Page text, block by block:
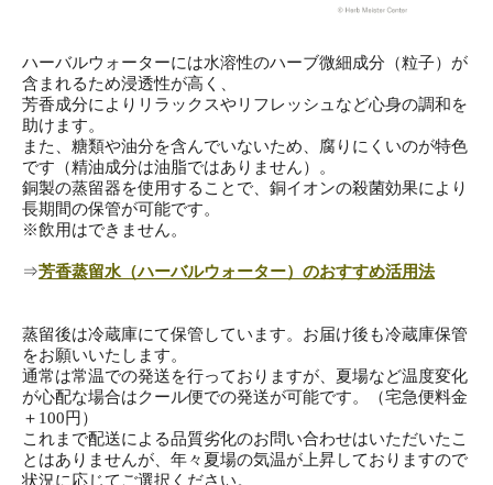
ハーバルウォーターには水溶性のハーブ微細成分（粒子）が
含まれるため浸透性が高く、
芳香成分によりリラックスやリフレッシュなど心身の調和を
助けます。
また、糖類や油分を含んでいないため、腐りにくいのが特色
です（精油成分は油脂ではありません）。
銅製の蒸留器を使用することで、銅イオンの殺菌効果により
長期間の保管が可能です。
※飲用はできません。
⇒芳香蒸留水（ハーバルウォーター）のおすすめ活用法
蒸留後は冷蔵庫にて保管しています。お届け後も冷蔵庫保管
をお願いいたします。
通常は常温での発送を行っておりますが、夏場など温度変化
が心配な場合はクール便での発送が可能です。（宅急便料金
＋100円）
これまで配送による品質劣化のお問い合わせはいただいたこ
とはありませんが、年々夏場の気温が上昇しておりますので
状況に応じてご選択ください。